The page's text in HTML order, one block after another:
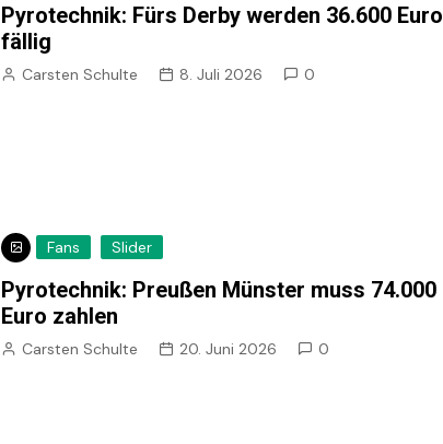
Pyrotechnik: Fürs Derby werden 36.600 Euro
fällig
Carsten Schulte 8. Juli 2026 0
Fans Slider
Pyrotechnik: Preußen Münster muss 74.000
Euro zahlen
Carsten Schulte 20. Juni 2026 0